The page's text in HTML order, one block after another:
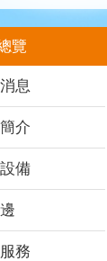
覽
息
介
備
務